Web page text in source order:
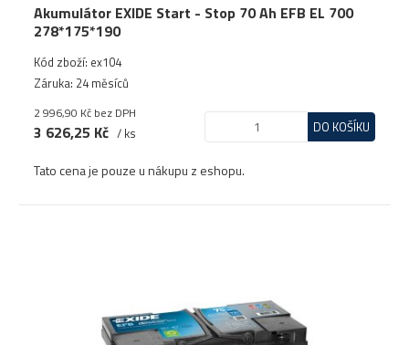
Akumulátor EXIDE Start - Stop 70 Ah EFB EL 700
278*175*190
Kód zboží: ex104
Záruka: 24 měsíců
2 996,90 Kč bez DPH
3 626,25 Kč / ks DO KOŠÍKU
Tato cena je pouze u nákupu z eshopu.